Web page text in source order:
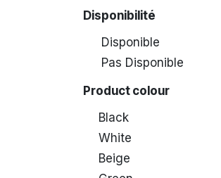
Disponibilité
Disponible
Pas Disponible
Product colour
Black
White
Beige